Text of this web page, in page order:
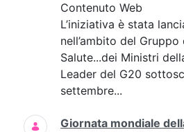
Contenuto Web
L’iniziativa è stata
nell’ambito del
Salute...dei Ministri
Leader del G20
settembre...
Giornata mondiale